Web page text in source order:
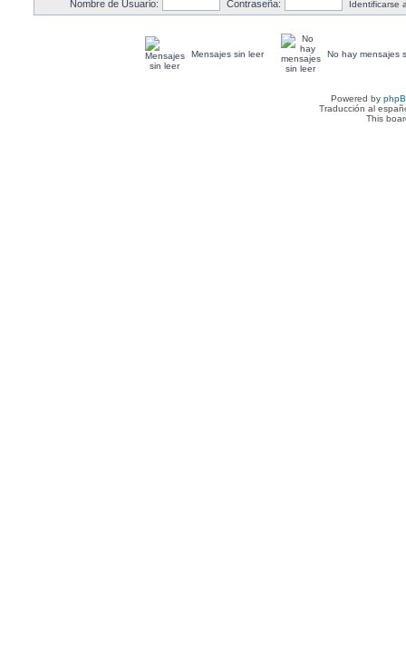
Nombre de Usuario: Contraseña: Identificarse
Mensajes sin leer No hay mensajes
Powered by
Traducción al
This